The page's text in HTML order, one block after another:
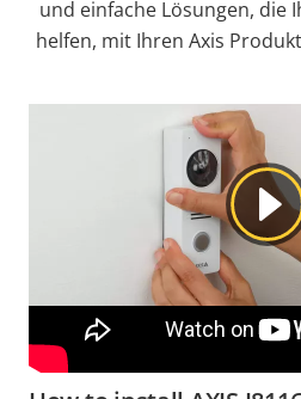
und einfache Lösungen, die
helfen, mit Ihren Axis